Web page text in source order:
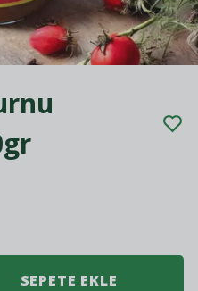
SEPETE EKLE